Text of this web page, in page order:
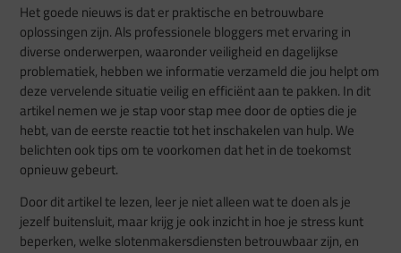
Het goede nieuws is dat er praktische en betrouwbare
oplossingen zijn. Als professionele bloggers met ervaring in
diverse onderwerpen, waaronder veiligheid en dagelijkse
problematiek, hebben we informatie verzameld die jou helpt om
deze vervelende situatie veilig en efficiënt aan te pakken. In dit
artikel nemen we je stap voor stap mee door de opties die je
hebt, van de eerste reactie tot het inschakelen van hulp. We
belichten ook tips om te voorkomen dat het in de toekomst
opnieuw gebeurt.
Door dit artikel te lezen, leer je niet alleen wat te doen als je
jezelf buitensluit, maar krijg je ook inzicht in hoe je stress kunt
beperken, welke slotenmakersdiensten betrouwbaar zijn, en